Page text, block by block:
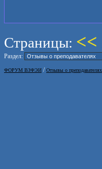
Страницы: <<
Раздел:
ФОРУМ ВЗФЭИ /Отзывы о преподавателях